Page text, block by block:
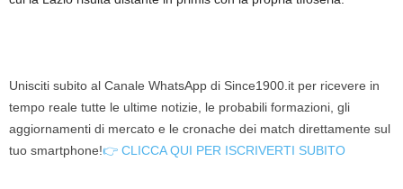
Unisciti subito al Canale WhatsApp di Since1900.it per ricevere in
tempo reale tutte le ultime notizie, le probabili formazioni, gli
aggiornamenti di mercato e le cronache dei match direttamente sul
tuo smartphone!👉 CLICCA QUI PER ISCRIVERTI SUBITO